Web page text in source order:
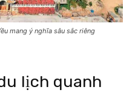
mang ý nghĩa sâu sắc riêng
lịch quanh